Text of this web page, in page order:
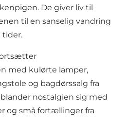
De giver liv til
til en sanselig vandring
tider.
med kulørte lamper,
og bagdørssalg fra
nostalgien sig med
og små fortællinger fra